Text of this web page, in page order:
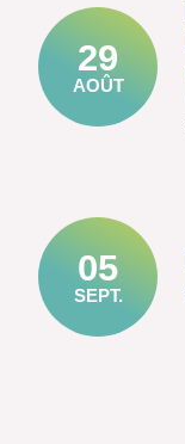
29
AOÛT
05
SEPT.